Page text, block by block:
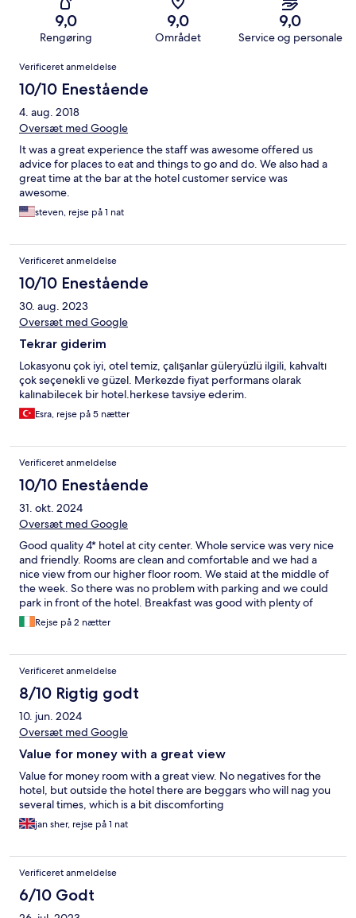
9,0
Rengøring
9,0
Området
9,0
Service og personale
Anmeldelser
Verificeret anmeldelse
10/10 Enestående
4. aug. 2018
Oversæt med Google
It was a great experience the staff was awesome offered us
advice for places to eat and things to go and do. We also had a
great time at the bar at the hotel customer service was
awesome.
steven, rejse på 1 nat
Verificeret anmeldelse
10/10 Enestående
30. aug. 2023
Oversæt med Google
Tekrar giderim
Lokasyonu çok iyi, otel temiz, çalışanlar güleryüzlü ilgili, kahvaltı
çok seçenekli ve güzel. Merkezde fiyat performans olarak
kalınabilecek bir hotel.herkese tavsiye ederim.
Esra, rejse på 5 nætter
Verificeret anmeldelse
10/10 Enestående
31. okt. 2024
Oversæt med Google
Good quality 4* hotel at city center. Whole service was very nice
and friendly. Rooms are clean and comfortable and we had a
nice view from our higher floor room. We staid at the middle of
the week. So there was no problem with parking and we could
park in front of the hotel. Breakfast was good with plenty of
options.Rejse på 2 nætter
Verificeret anmeldelse
8/10 Rigtig godt
10. jun. 2024
Oversæt med Google
Value for money with a great view
Value for money room with a great view. No negatives for the
hotel, but outside the hotel there are beggars who will nag you
several times, which is a bit discomforting
jan sher, rejse på 1 nat
Verificeret anmeldelse
6/10 Godt